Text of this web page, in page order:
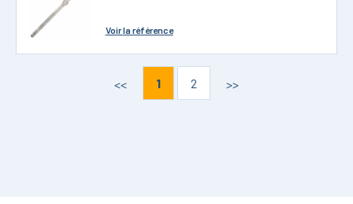
Voirla référence
<< 1 2 >>